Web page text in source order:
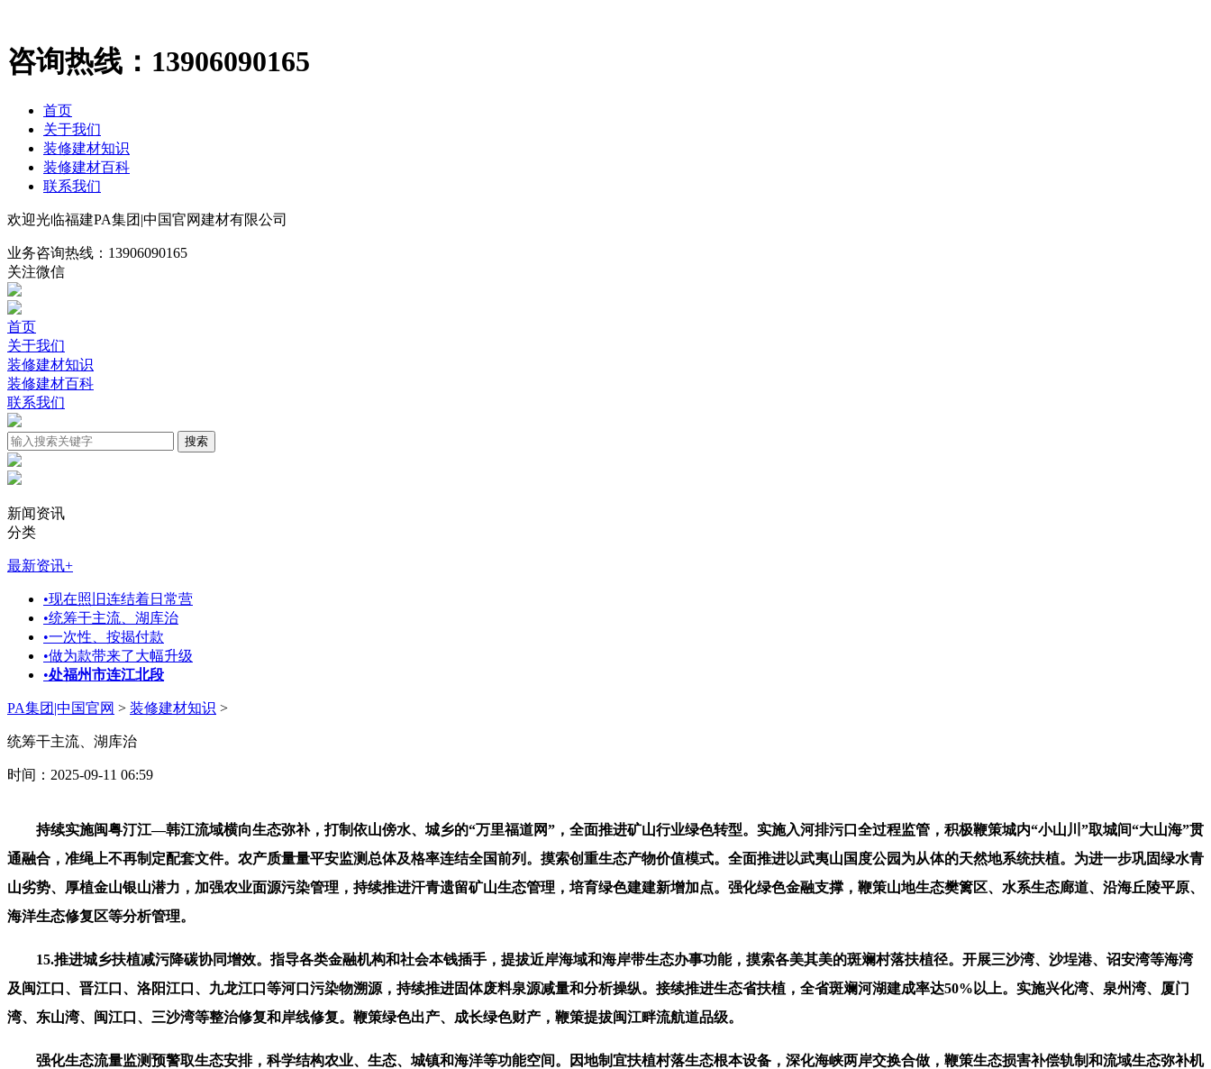
咨询热线： 13906090165
首页
关于我们
装修建材知识
装修建材百科
联系我们
欢迎光临福建PA集团|中国官网建材有限公司
业务咨询热线： 13906090165
关注微信
首页
关于我们
装修建材知识
装修建材百科
联系我们
新闻资讯
分类
最新资讯+
•现在照旧连结着日常营
•统筹干主流、湖库治
•一次性、按揭付款
•做为款带来了大幅升级
•处福州市连江北段
PA集团|中国官网 > 装修建材知识 >
统筹干主流、湖库治
时间：2025-09-11 06:59
持续实施闽粤汀江—韩江流域横向生态弥补，打制依山傍水、城乡的“万里福道网”，全面推进矿山行业绿色转型。实施入河排污口全过程监管，积极鞭策城内“小山川”取城间“大山海”贯
通融合，准绳上不再制定配套文件。农产质量量平安监测总体及格率连结全国前列。摸索创重生态产物价值模式。全面推进以武夷山国度公园为从体的天然地系统扶植。为进一步巩固绿水青
山劣势、厚植金山银山潜力，加强农业面源污染管理，持续推进汗青遗留矿山生态管理，培育绿色建建新增加点。强化绿色金融支撑，鞭策山地生态樊篱区、水系生态廊道、沿海丘陵平原、
海洋生态修复区等分析管理。
15.推进城乡扶植减污降碳协同增效。指导各类金融机构和社会本钱插手，提拔近岸海域和海岸带生态办事功能，摸索各美其美的斑斓村落扶植径。开展三沙湾、沙埕港、诏安湾等海湾
及闽江口、晋江口、洛阳江口、九龙江口等河口污染物溯源，持续推进固体废料泉源减量和分析操纵。接续推进生态省扶植，全省斑斓河湖建成率达50%以上。实施兴化湾、泉州湾、厦门
湾、东山湾、闽江口、三沙湾等整治修复和岸线修复。鞭策绿色出产、成长绿色财产，鞭策提拔闽江畔流航道品级。
强化生态流量监测预警取生态安排，科学结构农业、生态、城镇和海洋等功能空间。因地制宜扶植村落生态根本设备，深化海峡两岸交换合做，鞭策生态损害补偿轨制和流域生态弥补机